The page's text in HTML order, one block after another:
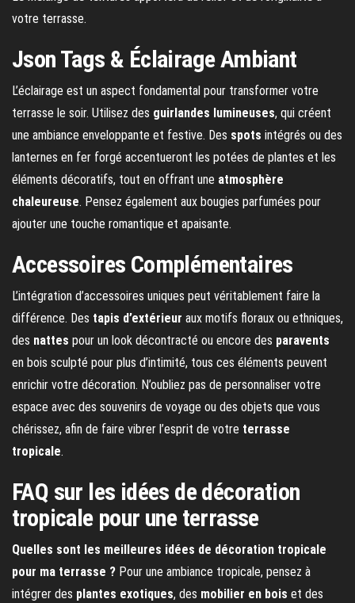
votre terrasse.
Json Tags & Éclairage Ambiant
L’éclairage est un aspect fondamental pour transformer votre
terrasse le soir. Utilisez des guirlandes lumineuses, qui créent
une ambiance enveloppante et festive. Des spots intégrés ou des
lanternes en fer forgé accentueront les potées de plantes et les
éléments décoratifs, tout en offrant une atmosphère
chaleureuse. Pensez également aux bougies parfumées pour
ajouter une touche romantique et apaisante.
Accessoires Complémentaires
L’intégration d’accessoires uniques peut véritablement faire la
différence. Des tapis d’extérieur aux motifs floraux ou ethniques,
des nattes pour un look décontracté ou encore des paravents
en bois sculpté pour plus d’intimité, tous ces éléments peuvent
enrichir votre décoration. N’oubliez pas de personnaliser votre
espace avec des souvenirs de voyage ou des objets que vous
chérissez, afin de faire vibrer l’esprit de votre terrasse
tropicale.
FAQ sur les idées de décoration
tropicale pour une terrasse
Quelles sont les meilleures idées de décoration tropicale
pour ma terrasse ? Pour une ambiance tropicale, pensez à
intégrer des plantes exotiques, des mobilier en bois et des